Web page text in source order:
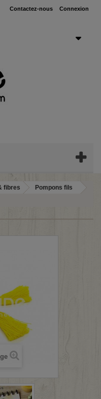
Connexion
Contactez-nous
fibres
Pompons fils